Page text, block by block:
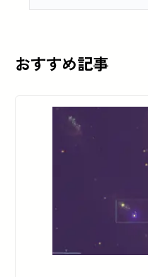
おすすめ記事